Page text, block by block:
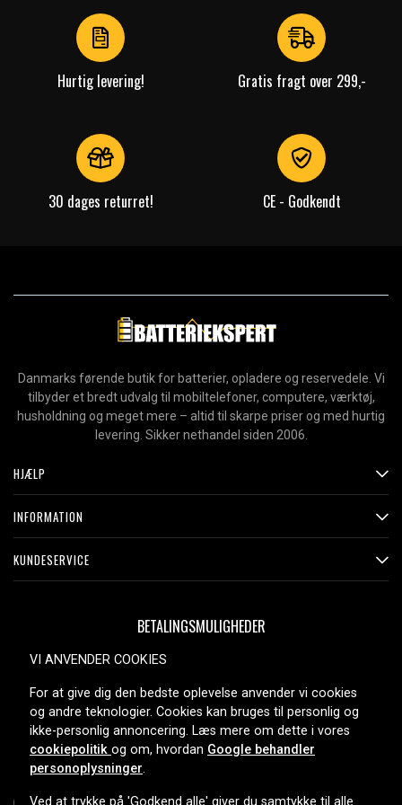
Hurtig levering! Gratis fragt over 299,-
30 dages returret! CE - Godkendt
Danmarks førende butik for batterier, opladere og reservedele. Vi
tilbyder et bredt udvalg til mobiltelefoner, computere, værktøj,
husholdning og meget mere – altid til skarpe priser og med hurtig
levering. Sikker nethandel siden 2006.
HJÆLP
INFORMATION
KUNDESERVICE
BETALINGSMULIGHEDER
LEVERINGSMULIGHEDER
VI ANVENDER COOKIES
For at give dig den bedste oplevelse anvender vi cookies
og andre teknologier. Cookies kan bruges til personlig og
ikke-personlig annoncering. Læs mere om dette i vores
cookiepolitik og om, hvordan Google behandler
personoplysninger.
Ved at trykke på 'Godkend alle' giver du samtykke til alle